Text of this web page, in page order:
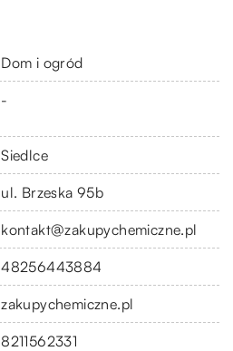
Dom i ogród
-
Siedlce
ul. Brzeska 95b
kontakt@zakupychemiczne.pl
48256443884
zakupychemiczne.pl
8211562331